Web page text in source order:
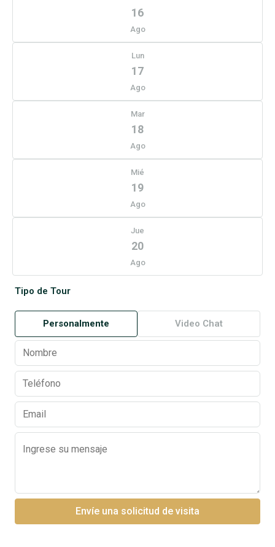
16
Ago
Lun
17
Ago
Mar
18
Ago
Mié
19
Ago
Jue
20
Ago
Tipo de Tour
Personalmente Video Chat
Envíe una solicitud de visita